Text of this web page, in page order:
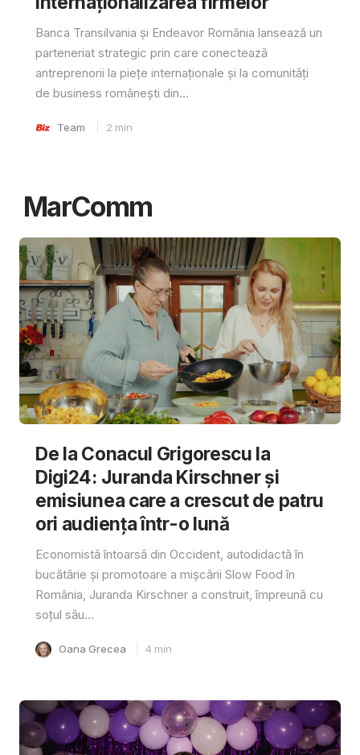
Banca Transilvania și Endeavor România lansează un
parteneriat strategic prin care conectează
antreprenorii la piețe internaționale și la comunități
de business românești din...
Team 2 min
MarComm
De la Conacul Grigorescu la
Digi24: Juranda Kirschner și
emisiunea care a crescut de patru
ori audiența într-o lună
Economistă întoarsă din Occident, autodidactă în
bucătărie și promotoare a mișcării Slow Food în
România, Juranda Kirschner a construit, împreună cu
soțul său...
Oana Grecea 4 min